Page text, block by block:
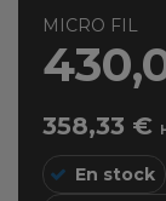
MICRO FIL
358,33 €
En stock